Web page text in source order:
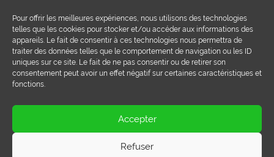
Pour offrir les meilleures expériences, nous utilisons des technologies
telles que les cookies pour stocker et/ou accéder aux informations des
appareils. Le fait de consentir à ces technologies nous permettra de
traiter des données telles que le comportement de navigation ou les ID
uniques sur ce site. Le fait de ne pas consentir ou de retirer son
consentement peut avoir un effet négatif sur certaines caractéristiques et
fonctions.
Accepter
Refuser
Tél : 027 203 32 02
Fax : 027 203 32 68
info@delgenio.ch